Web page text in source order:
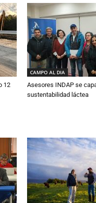
12
CAMPO AL DIA
Asesores INDAP se
sustentabilidad láctea